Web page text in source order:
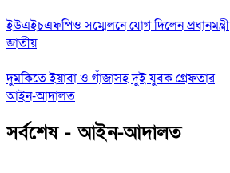
ইউএইচএফপিও সম্মেলনে যোগ দিলেন প্রধানমন্ত্রী
জাতীয়
দুমকিতে ইয়াবা ও গাঁজাসহ দুই যুবক গ্রেফতার
আইন-আদালত
সর্বশেষ - আইন-আদালত